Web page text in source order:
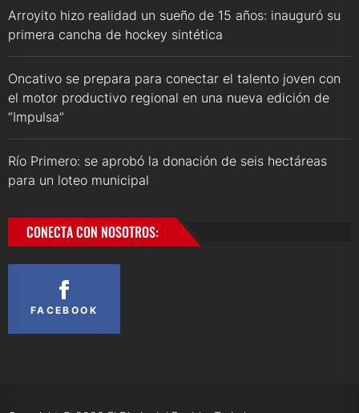
Arroyito hizo realidad un sueño de 15 años: inauguró su
primera cancha de hockey sintética
Oncativo se prepara para conectar el talento joven con
el motor productivo regional en una nueva edición de
“Impulsa”
Río Primero: se aprobó la donación de seis hectáreas
para un loteo municipal
CONECTA CON NOSOTROS:
FACEBOOK